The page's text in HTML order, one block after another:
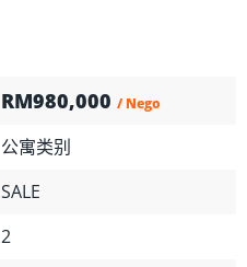
RM980,000 / Nego
公寓类别
SALE
2